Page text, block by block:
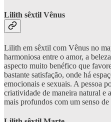
Lilith sêxtil Vênus
Lilith em sêxtil com Vênus no
harmoniosa entre o amor, a
aspecto muito benéfico que
bastante satisfação, onde há
emocionais e sexuais. A pessoa
criatividade de maneira natural e
mais profundos com um senso